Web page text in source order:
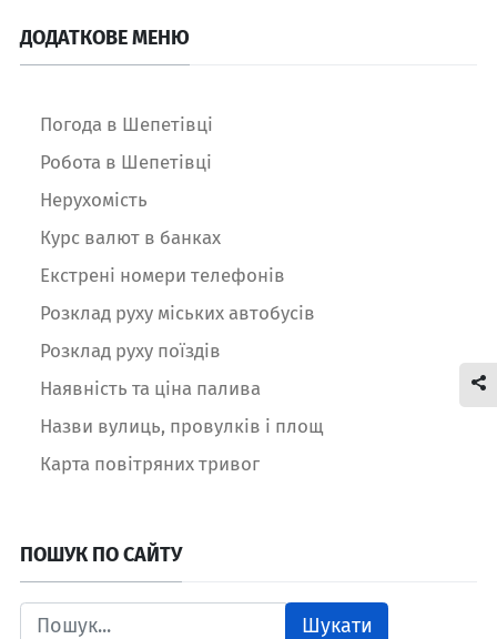
ДОДАТКОВЕ МЕНЮ
Погода в Шепетівці
Робота в Шепетівці
Нерухомість
Курс валют в банках
Екстрені номери телефонів
Розклад руху міських автобусів
Розклад руху поїздів
Наявність та ціна палива
Назви вулиць, провулків і площ
Карта повітряних тривог
ПОШУК ПО САЙТУ
Шукати